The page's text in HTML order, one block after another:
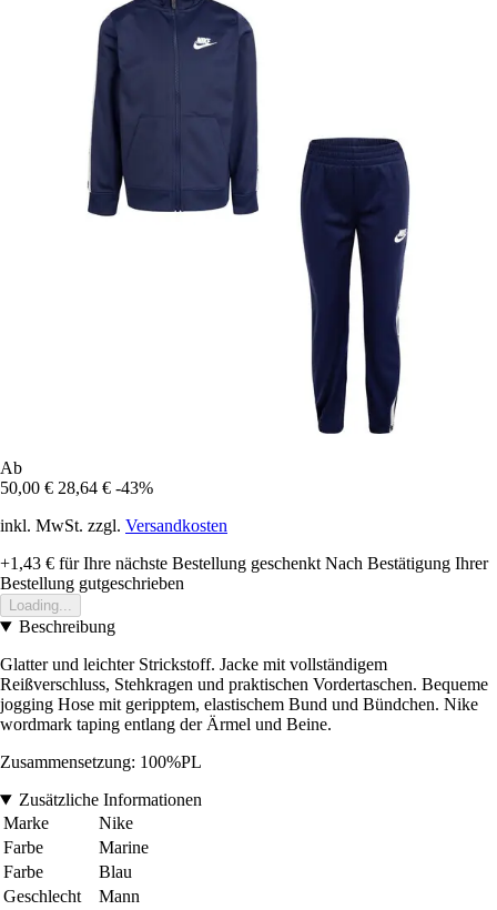
Ab
50,00 € 28,64 € -43%
inkl. MwSt. zzgl. Versandkosten
+1,43 € für Ihre nächste Bestellung geschenkt Nach Bestätigung Ihrer
Bestellung gutgeschrieben
Loading...
Beschreibung
Glatter und leichter Strickstoff. Jacke mit vollständigem
Reißverschluss, Stehkragen und praktischen Vordertaschen. Bequeme
jogging Hose mit geripptem, elastischem Bund und Bündchen. Nike
wordmark taping entlang der Ärmel und Beine.
Zusammensetzung: 100%PL
Zusätzliche Informationen
Marke
Nike
Farbe
Marine
Farbe
Blau
Geschlecht
Mann